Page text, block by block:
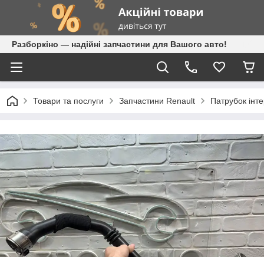
Разборкіно — надійні запчастини для Вашого авто!
Товари та послуги Запчастини Renault Патрубок